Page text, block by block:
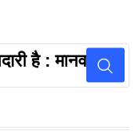
है : मानव कौल